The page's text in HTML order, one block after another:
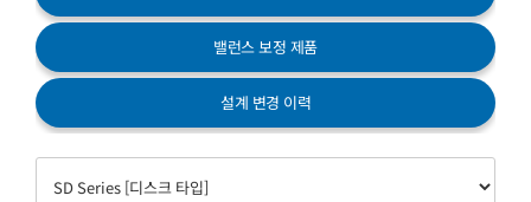
밸런스 보정 제품
설계 변경 이력